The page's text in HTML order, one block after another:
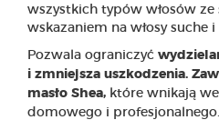
wszystkich typów włosów ze
wskazaniem na włosy suche
Pozwala ograniczyć
i zmniejsza uszkodzenia.
masło Shea, które wnikają
domowego i profesjonalnego.